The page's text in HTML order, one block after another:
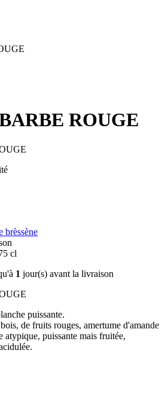
ROUGE
brèssène
cl
1 jour(s) avant la livraison
puissante.
de fruits rouges, amertume d'amande
atypique, puissante mais fruitée,